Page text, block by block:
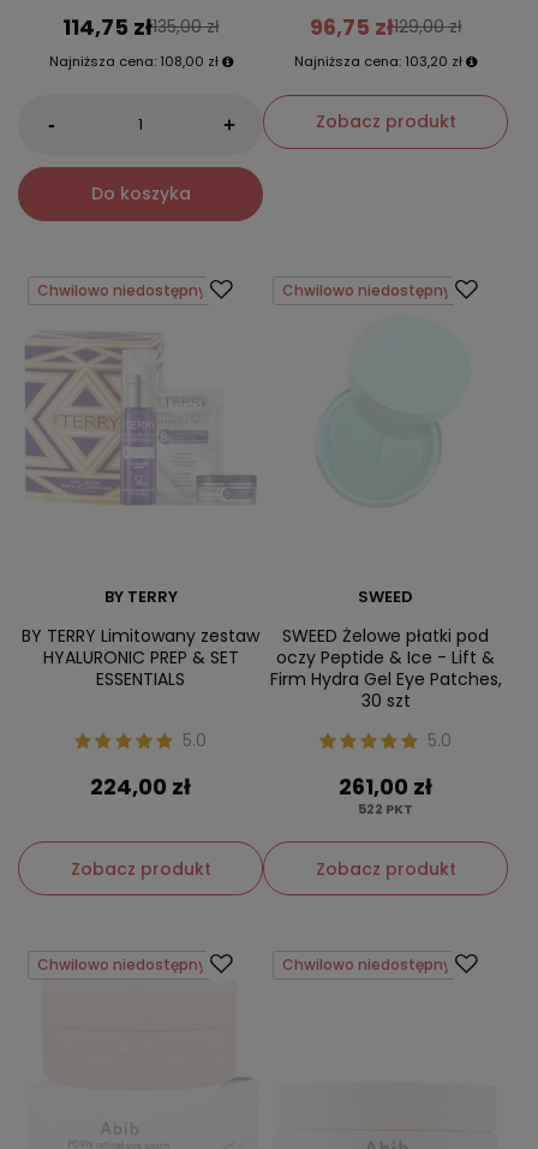
114,75 zł135,00 zł
Najniższa cena: 108,00 zł
- +
Do koszyka
96,75 zł129,00 zł
Najniższa cena: 103,20 zł
Zobacz produkt
Chwilowo niedostępny
BY TERRY
BY TERRY Limitowany zestaw
HYALURONIC PREP & SET
ESSENTIALS
5.0
224,00 zł
Zobacz produkt
Chwilowo niedostępny
SWEED
SWEED Żelowe płatki pod
oczy Peptide & Ice - Lift &
Firm Hydra Gel Eye Patches,
30 szt
5.0
261,00 zł
522 PKT
Zobacz produkt
Chwilowo niedostępny Chwilowo niedostępny